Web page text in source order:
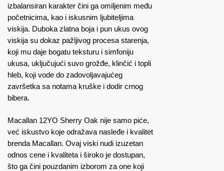
izbalansiran karakter čini ga omiljenim među
početnicima, kao i iskusnim ljubiteljima
viskija. Duboka zlatna boja i pun ukus ovog
viskija su dokaz pažljivog procesa starenja,
koji mu daje bogatu teksturu i simfoniju
ukusa, uključujući suvo grožđe, klinčić i topli
hleb, koji vode do zadovoljavajućeg
završetka sa notama kruške i dodir crnog
bibera​​.
Macallan 12YO Sherry Oak nije samo piće,
već iskustvo koje odražava nasleđe i kvalitet
brenda Macallan. Ovaj viski nudi izuzetan
odnos cene i kvaliteta i široko je dostupan,
što ga čini pouzdanim izborom za one koji